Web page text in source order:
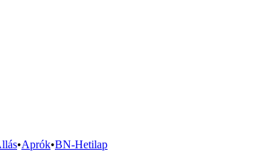
•Aprók•BN-Hetilap